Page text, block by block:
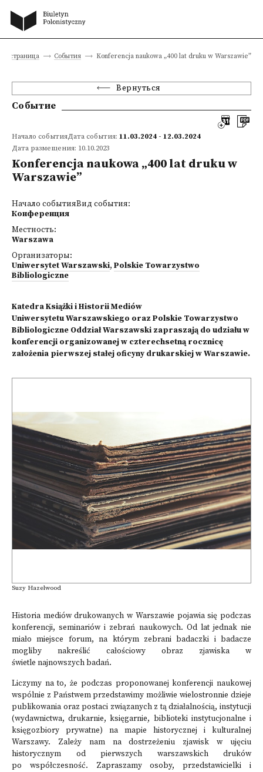
страница События Konferencja naukowa „400 lat druku w Warszawie”
Вернуться
Событие
Начало событияДата события: 11.03.2024 - 12.03.2024
Дата размещения: 10.10.2023
Konferencja naukowa „400 lat druku w
Warszawie”
Начало событияВид события:
Конференция
Местность:
Warszawa
Организаторы:
Uniwersytet Warszawski, Polskie Towarzystwo
Bibliologiczne
Katedra Książki i Historii Mediów
Uniwersytetu Warszawskiego oraz Polskie Towarzystwo
Bibliologiczne Oddział Warszawski zapraszają do udziału w
konferencji organizowanej w czterechsetną rocznicę
założenia pierwszej stałej oficyny drukarskiej w Warszawie.
Suzy Hazelwood
Historia mediów drukowanych w Warszawie pojawia się podczas
konferencji, seminariów i zebrań naukowych. Od lat jednak nie
miało miejsce forum, na którym zebrani badaczki i badacze
mogliby nakreślić całościowy obraz zjawiska w
świetle najnowszych badań.
Liczymy na to, że podczas proponowanej konferencji naukowej
wspólnie z Państwem przedstawimy możliwie wielostronnie dzieje
publikowania oraz postaci związanych z tą działalnością, instytucji
(wydawnictwa, drukarnie, księgarnie, biblioteki instytucjonalne i
księgozbiory prywatne) na mapie historycznej i kulturalnej
Warszawy. Zależy nam na dostrzeżeniu zjawisk w ujęciu
historycznym od pierwszych warszawskich druków
po współczesność. Zapraszamy osoby, przedstawicielki i